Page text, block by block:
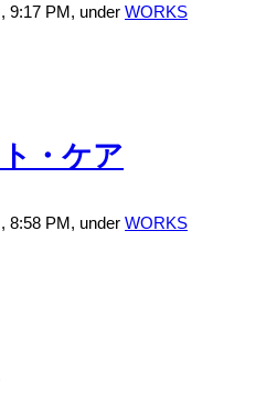
9:17 PM, under WORKS
・ケア
8:58 PM, under WORKS